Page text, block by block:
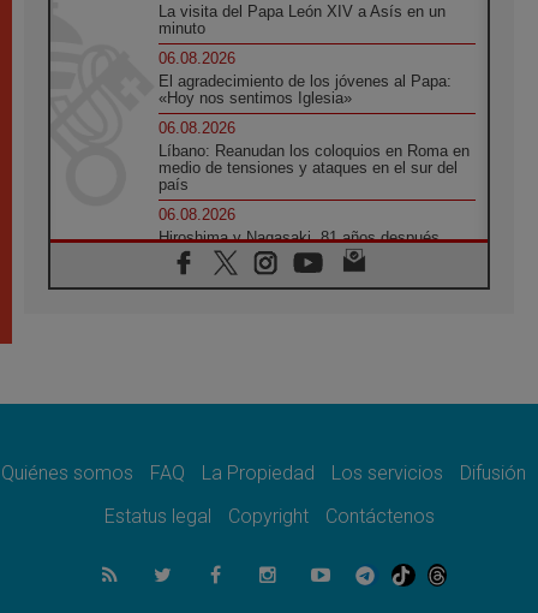
La visita del Papa León XIV a Asís en un
minuto
06.08.2026
El agradecimiento de los jóvenes al Papa:
«Hoy nos sentimos Iglesia»
06.08.2026
Líbano: Reanudan los coloquios en Roma en
medio de tensiones y ataques en el sur del
país
06.08.2026
Hiroshima y Nagasaki, 81 años después.
Comienzan "Diez Días Oración por la Paz"
06.08.2026
derriba los muros que separan
La Iglesia en Ceuta: caridad y esperanza
frente al drama migratorio
06.08.2026
La visita del Papa a Perú será un tiempo de
Quiénes somos FAQ La Propiedad Los servicios
Difusión
Estatus legal
Copyright Contáctenos